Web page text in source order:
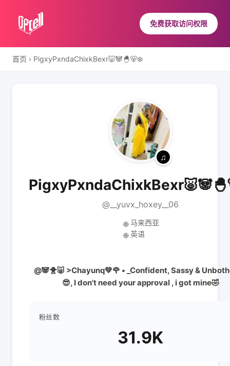
免费获取访问权限
首页 › PigxyPxndaChixkBexr🐷🐼🐣🐻‍❄️
@__yuvx_hoxey__06
🌐 马来西亚
🌐 英语
@🐼🐥🐷 >Chayunq💚🌹 • _Confident, Sassy &
😎, I don't need your approval , i got mine🤣
粉丝数
31.9K